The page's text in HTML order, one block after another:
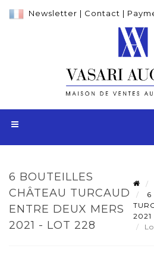
Newsletter | Contact |
6 BOUTEILLES
CHÂTEAU TURCAUD
ENTRE DEUX MERS
2021 - LOT 228
6